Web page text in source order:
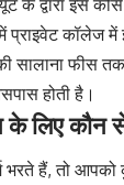
कॉलेज में
सालाना
होती है।
लिए कौन
भरते हैं, तो